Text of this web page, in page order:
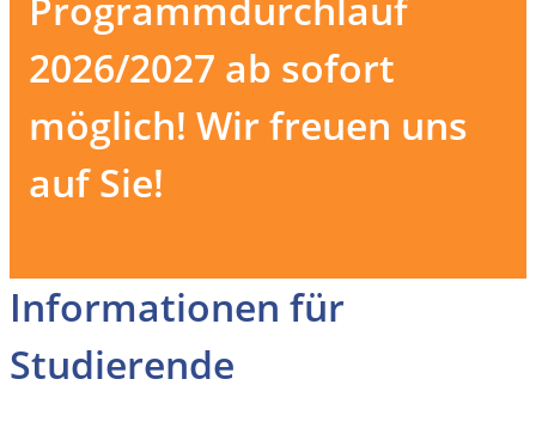
Programmdurchlauf
2026/2027 ab sofort
möglich! Wir freuen uns
auf Sie!
Informationen für
Studierende